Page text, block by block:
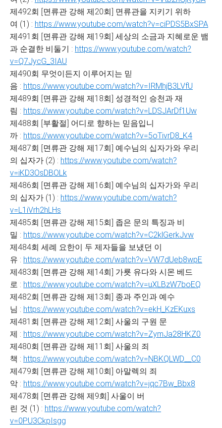
제492회 [면류관 강해 제20회] 면류관을 지키기 위하
여 (1) : https://www.youtube.com/watch?v=ciPDS5BxSPA
제491회 [면류관 강해 제19회] 세상의 소금과 지혜로운 뱀
과 순결한 비둘기 : https://www.youtube.com/watch?
v=Q7JycG_3IAU
제490회 무엇이든지 이루어지는 믿
음 : https://www.youtube.com/watch?v=IRMhjB3LVfU
제489회 [면류관 강해 제18회] 성경적인 승천과 재
림 : https://www.youtube.com/watch?v=LDSJArDf1Uw
제488회 [부활절] 어디로 향하는 믿음입니
까 : https://www.youtube.com/watch?v=5oTivrD8_K4
제487회 [면류관 강해 제17회] 예수님의 십자가와 우리
의 십자가 (2) : https://www.youtube.com/watch?
v=iKD3OsDBOLk
제486회 [면류관 강해 제16회] 예수님의 십자가와 우리
의 십자가 (1) : https://www.youtube.com/watch?
v=L1iVrh2hLHs
제485회 [면류관 강해 제15회] 좁은 문의 특징과 비
밀 : https://www.youtube.com/watch?v=C2klGerkJvw
제484회 세례 요한이 두 제자들을 보냈던 이
유 : https://www.youtube.com/watch?v=VW7dUeb8wpE
제483회 [면류관 강해 제14회] 가룟 유다와 시몬 베드
로 : https://www.youtube.com/watch?v=uXLBzW7boEQ
제482회 [면류관 강해 제13회] 종과 주인과 예수
님 : https://www.youtube.com/watch?v=ekH_KzEKuxs
제481회 [면류관 강해 제12회] 사울의 구원 문
제 : https://www.youtube.com/watch?v=ZymJa28HKZ0
제480회 [면류관 강해 제11회] 사울의 죄
책 : https://www.youtube.com/watch?v=NBKQLWD__C0
제479회 [면류관 강해 제10회] 아말렉의 죄
악 : https://www.youtube.com/watch?v=jqc7Bw_Bbx8
제478회 [면류관 강해 제9회] 사울이 버
린 것 (1) : https://www.youtube.com/watch?
v=0PU3CkpIsgg